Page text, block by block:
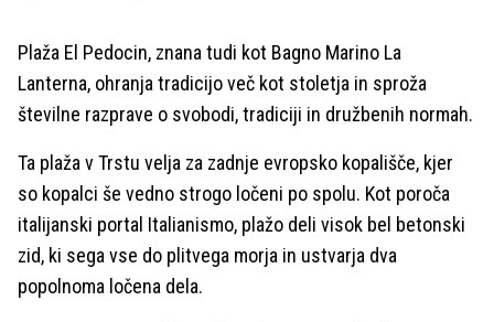
Plaža El Pedocin, znana tudi kot Bagno Marino La
Lanterna, ohranja tradicijo več kot stoletja in sproža
številne razprave o svobodi, tradiciji in družbenih normah.
Ta plaža v Trstu velja za zadnje evropsko kopališče, kjer
so kopalci še vedno strogo ločeni po spolu. Kot poroča
italijanski portal Italianismo, plažo deli visok bel betonski
zid, ki sega vse do plitvega morja in ustvarja dva
popolnoma ločena dela.